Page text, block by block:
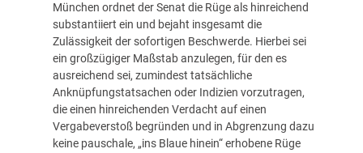
München ordnet der Senat die Rüge als hinreichend
substantiiert ein und bejaht insgesamt die
Zulässigkeit der sofortigen Beschwerde. Hierbei sei
ein großzügiger Maßstab anzulegen, für den es
ausreichend sei, zumindest tatsächliche
Anknüpfungstatsachen oder Indizien vorzutragen,
die einen hinreichenden Verdacht auf einen
Vergabeverstoß begründen und in Abgrenzung dazu
keine pauschale, „ins Blaue hinein“ erhobene Rüge